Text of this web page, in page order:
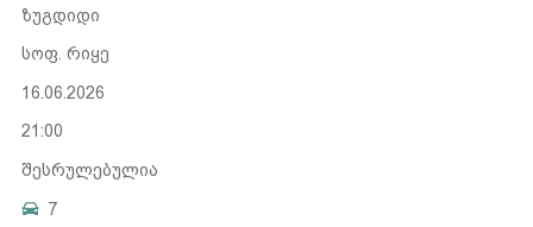
ზუგდიდი
სოფ. რიყე
16.06.2026
21:00
შესრულებულია
7